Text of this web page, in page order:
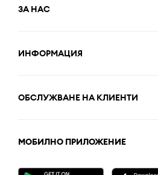
ЗА НАС
ИНФОРМАЦИЯ
ОБСЛУЖВАНЕ НА КЛИЕНТИ
МОБИЛНО ПРИЛОЖЕНИЕ